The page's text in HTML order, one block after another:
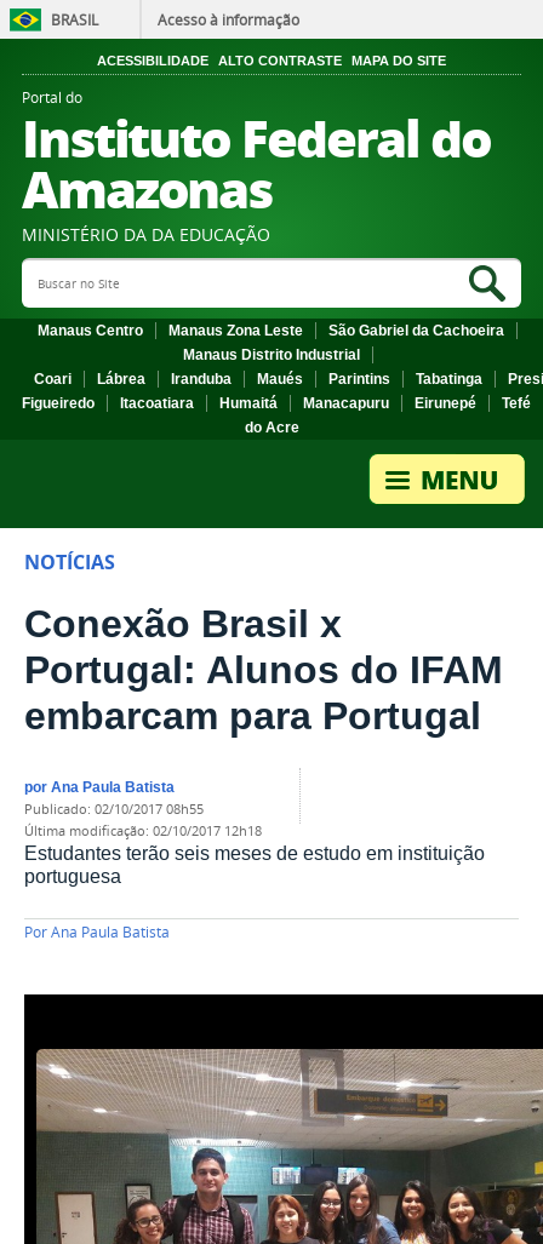
BRASIL Acesso à informação
ACESSIBILIDADE ALTO CONTRASTE MAPA DO SITE
Portal do
Instituto Federal do
Amazonas
MINISTÉRIO DA DA EDUCAÇÃO
Search Site
Manaus Centro Manaus Zona Leste
São Gabriel da Cachoeira
Manaus Distrito Industrial
Coari
Lábrea Iranduba Maués Parintins Tabatinga
Figueiredo
Itacoatiara Humaitá Manacapuru Eirunepé
Tefé
do Acre
NOTÍCIAS
Conexão Brasil x
Portugal: Alunos do IFAM
embarcam para Portugal
por Ana Paula Batista
publicado: 02/10/2017 08h55
última modificação: 02/10/2017 12h18
Estudantes terão seis meses de estudo em instituição
portuguesa
PorAna Paula Batista